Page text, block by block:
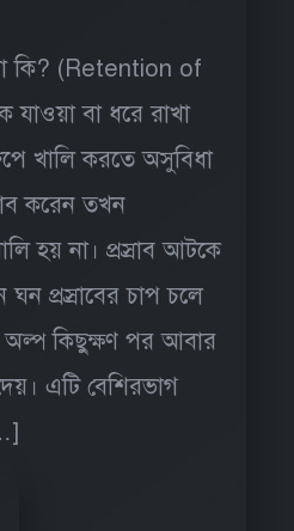
কি? (Retention of
যাওয়া বা ধরে রাখা
খালি করতে অসুবিধা
করেন তখন
হয় না। প্রস্রাব আটকে
প্রস্রাবের চাপ চলে
অল্প কিছুক্ষণ পর আবার
এটি বেশিরভাগ